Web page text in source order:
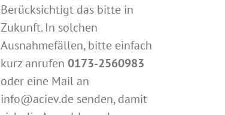
Berücksichtigt das bitte in
Zukunft. In solchen
Ausnahmefällen, bitte einfach
kurz anrufen 0173-2560983
oder eine Mail an
info@aciev.de senden, damit